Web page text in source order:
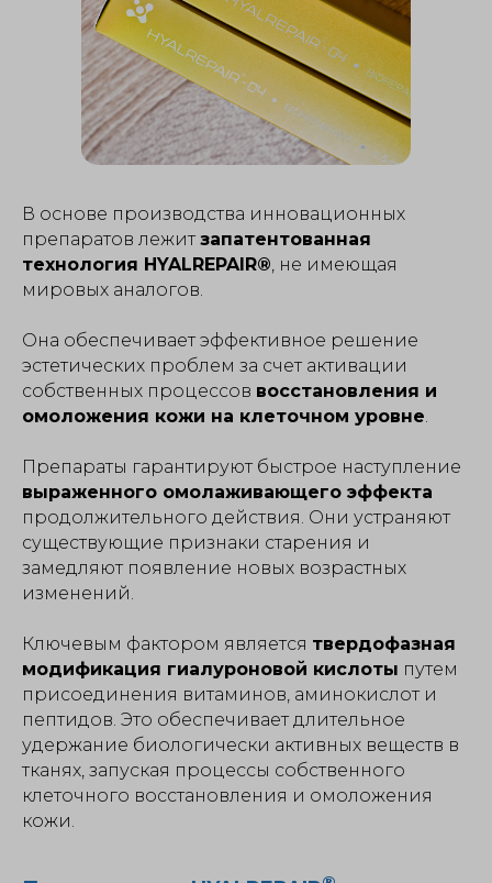
В основе производства инновационных
препаратов лежитзапатентованная
технология HYALREPAIR®, не имеющая
мировых аналогов.
Она обеспечивает эффективное решение
эстетических проблем за счет активации
собственных процессов восстановления и
омоложения кожи на клеточном уровне.
Препараты гарантируют быстрое наступление
выраженного омолаживающего эффекта
продолжительного действия. Они устраняют
существующие признаки старения и
замедляют появление новых возрастных
изменений.
Ключевым фактором является твердофазная
модификация гиалуроновой кислоты путем
присоединения витаминов, аминокислот и
пептидов. Это обеспечивает длительное
удержание биологически активных веществ в
тканях, запуская процессы собственного
клеточного восстановления и омоложения
кожи.